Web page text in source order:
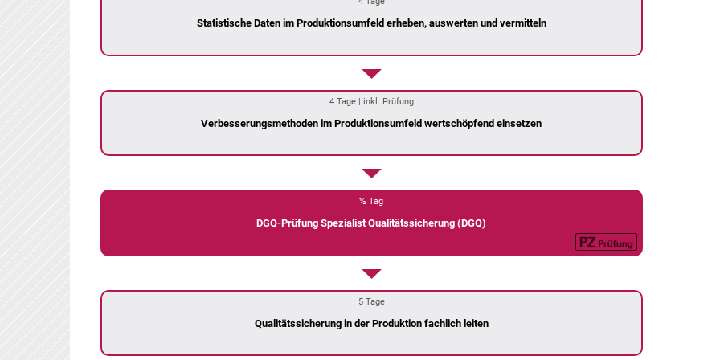
Statistische Daten im Produktionsumfeld erheben, auswerten und vermitteln
4 Tage | inkl. Prüfung
Verbesserungsmethoden im Produktionsumfeld wertschöpfend einsetzen
½ Tag
DGQ-Prüfung Spezialist Qualitätssicherung (DGQ)
5 Tage
Qualitätssicherung in der Produktion fachlich leiten